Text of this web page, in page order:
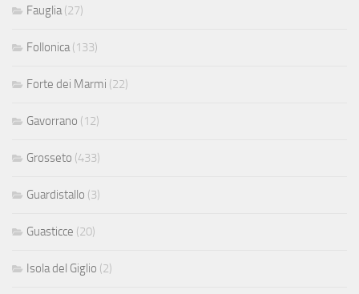
Fauglia (27)
Follonica (133)
Forte dei Marmi (22)
Gavorrano (12)
Grosseto (433)
Guardistallo (3)
Guasticce (20)
Isola del Giglio (2)